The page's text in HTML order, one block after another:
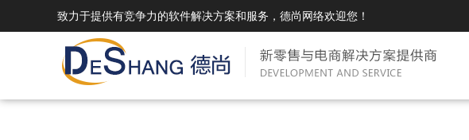
致力于提供有竞争力的软件解决方案和服务，德尚网络欢迎您！